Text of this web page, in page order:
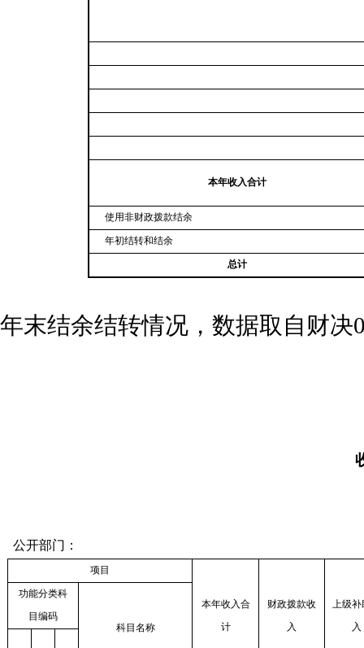
本年收入合计
使用非财政拨款结余
年初结转和结余
总计
年末结余结转情况，数据取自财决
公开部门：
项目
本年收入合
计
财政拨款收
入
上级补
入
功能分类科
目编码
科目名称